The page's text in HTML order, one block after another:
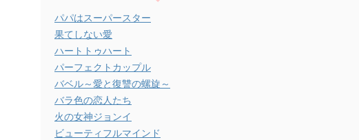
パパはスーパースター
果てしない愛
ハートトゥハート
パーフェクトカップル
バベル～愛と復讐の螺旋～
バラ色の恋人たち
火の女神ジョンイ
ビューティフルマインド